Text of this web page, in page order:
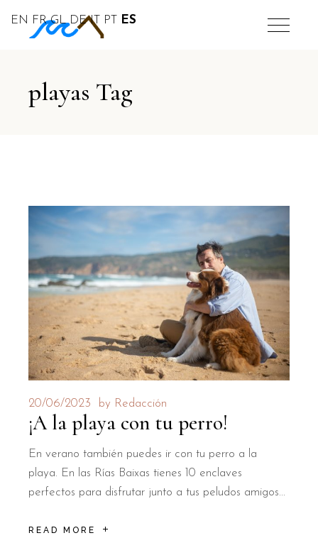
playas Tag
20/06/2023 by Redacción
¡A la playa con tu perro!
En verano también puedes ir con tu perro a la
playa. En las Rías Baixas tienes 10 enclaves
perfectos para disfrutar junto a tus peludos amigos...
READ MORE
EN FR GL DE IT PT ES